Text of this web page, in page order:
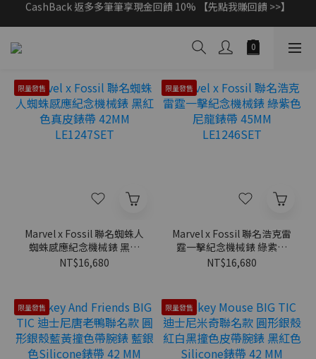
父親節獻禮｜加入/登入會員，新品享88折 >>
限量發售
Marvel x Fossil 聯名蜘蛛人
蜘蛛感應紀念機械錶 黑紅
色真皮錶帶 42MM
NT$16,680
限量發售
Marvel x Fossil 聯名浩克雷
霆一擊紀念機械錶 綠紫色
尼龍錶帶 45MM
NT$16,680
限量發售 限量發售